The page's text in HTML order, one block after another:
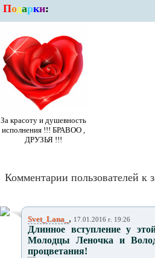
Подарки:
За красоту и душевность
исполнения !!! БРАВОО ,
ДРУЗЬЯ !!!
Комментарии пользователей к
Svet_Lana_ , 17.01.2016 г. 19:26
Длинное вступление у
Молодцы Леночка и
процветания!